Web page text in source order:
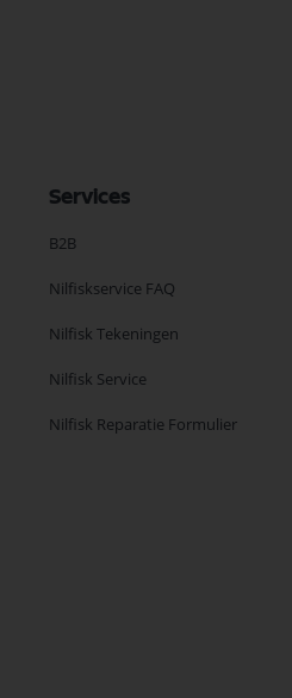
Services
B2B
Nilfiskservice FAQ
Nilfisk Tekeningen
Nilfisk Service
Nilfisk Reparatie Formulier